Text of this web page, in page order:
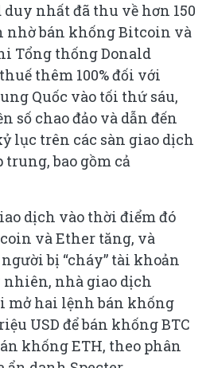
nhất đã thu về hơn 150
nhờ bán khống Bitcoin và
Tổng thống Donald
thêm 100% đối với
Quốc vào tối thứ sáu,
số chao đảo và dẫn đến
lục trên các sàn giao dịch
bao gồm cả
dịch vào thời điểm đó
và Ether tăng, và
bị “cháy” tài khoản
nhiên, nhà giao dịch
hai lệnh bán khống
USD để bán khống BTC
khống ETH, theo phân